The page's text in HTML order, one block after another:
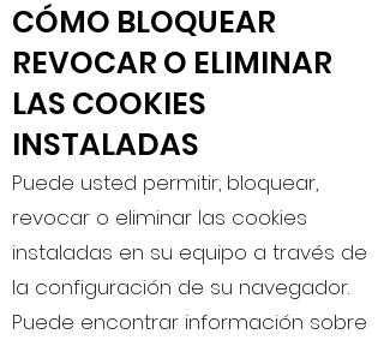
CÓMO BLOQUEAR
REVOCAR O ELIMINAR
LAS COOKIES
INSTALADAS
Puede usted permitir, bloquear,
revocar o eliminar las cookies
instaladas en su equipo a través de
la configuración de su navegador.
Puede encontrar información sobre